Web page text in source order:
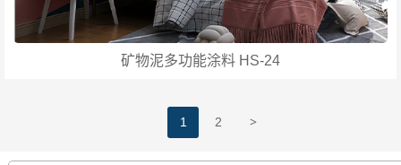
矿物泥多功能涂料 HS-24
1 2 >